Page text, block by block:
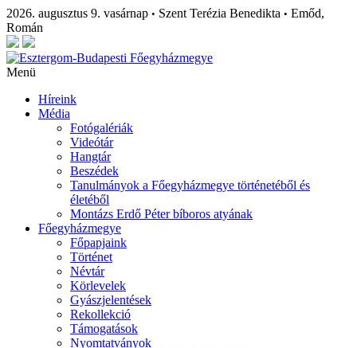
2026. augusztus 9. vasárnap • Szent Terézia Benedikta • Emőd,
Román
Menü
Híreink
Média
Fotógalériák
Videótár
Hangtár
Beszédek
Tanulmányok a Főegyházmegye történetéből és
életéből
Montázs Erdő Péter bíboros atyának
Főegyházmegye
Főpapjaink
Történet
Névtár
Körlevelek
Gyászjelentések
Rekollekció
Támogatások
Nyomtatványok